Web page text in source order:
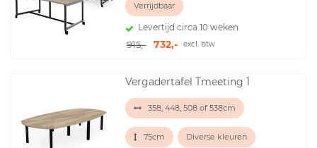
Verrijdbaar
Levertijd circa 10 weken
915,- 732,- excl. btw
Vergadertafel Tmeeting 1
358, 448, 508 of 538cm
75cm Diverse kleuren